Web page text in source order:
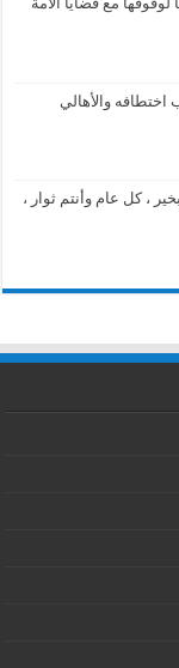
والأهالي
، كل عام وأنتم ثوار ،